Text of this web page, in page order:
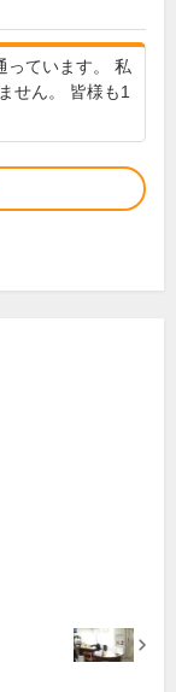
っています。 私
せん。 皆様も1